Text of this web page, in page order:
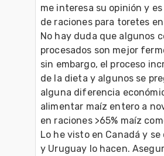
me interesa su opinión y
de raciones para toretes
No hay duda que algunos
procesados son mejor
sin embargo, el proceso
de la dieta y algunos se
alguna diferencia
alimentar maíz entero a
en raciones >65% maíz
Lo he visto en Canadá y
y Uruguay lo hacen.